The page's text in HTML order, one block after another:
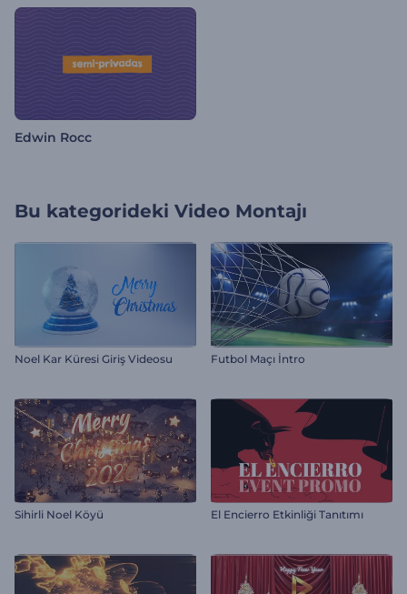
Edwin Rocc
Bu kategorideki Video Montajı
Noel Kar Küresi Giriş Videosu Futbol Maçı İntro
Sihirli Noel Köyü El Encierro Etkinliği Tanıtımı